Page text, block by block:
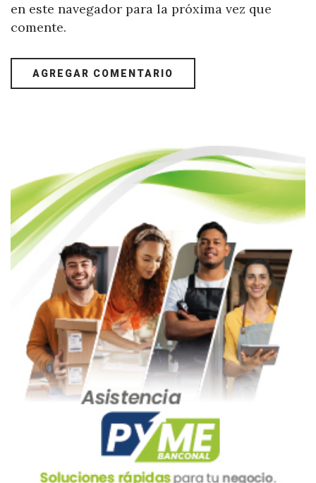
en este navegador para la próxima vez que
comente.